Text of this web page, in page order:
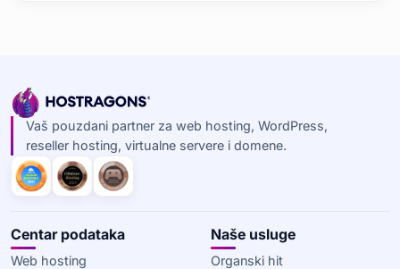
Vaš pouzdani partner za web hosting, WordPress,
reseller hosting, virtualne servere i domene.
Centar podataka
Web hosting
Naše usluge
Organski hit